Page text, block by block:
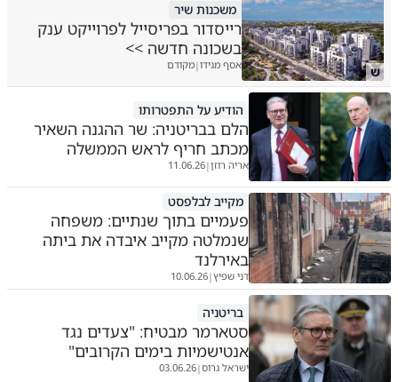
ש
משכנות שיר
רייסדור בפריסייל לפרוייקט ענק
בשכונה חדשה >>
אסף מגידו|מקודם
הודיע על התפטרותו
הלם בבריטניה: שר ההגנה השאיר
מכתב חריף לראש הממשלה
אריה רוזן|
11.06.26
מקייב לבלפסט
פעמיים בתוך שנתיים: משפחה
שנמלטה מקייב איבדה את ביתה
באירלנד
דני שפיץ|
10.06.26
בריטניה
סטארמר מבטיח: "צעדים נגד
אנטישמיות בימים הקרובים"
ישראל גרוס|
03.06.26